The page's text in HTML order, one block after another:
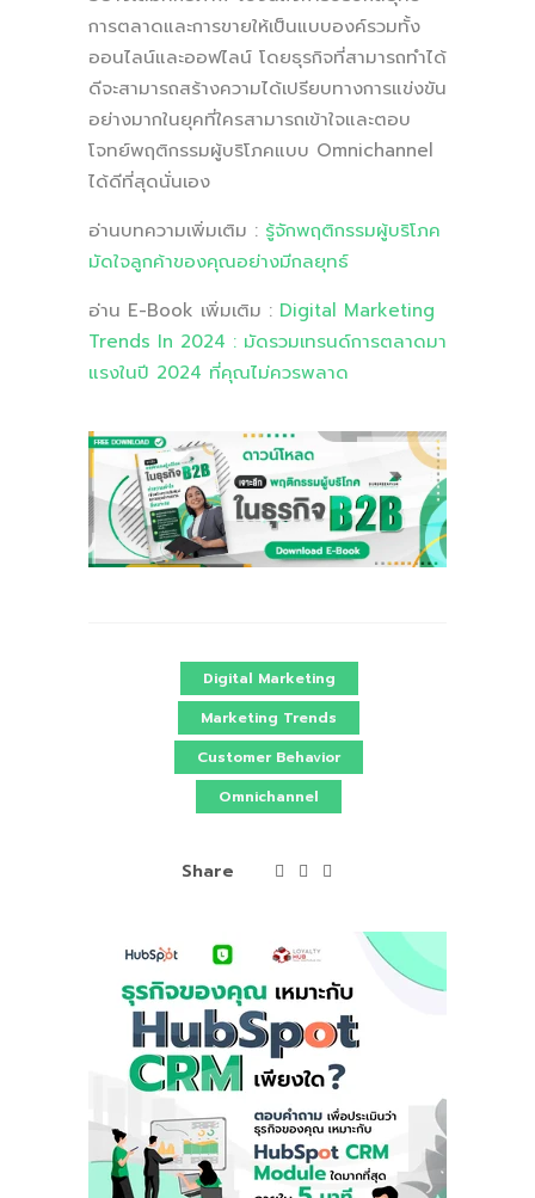
การตลาดและการขายให้เป็นแบบองค์รวมทั้ง
ออนไลน์และออฟไลน์ โดยธุรกิจที่สามารถทำได้
ดีจะสามารถสร้างความได้เปรียบทางการแข่งขัน
อย่างมากในยุคที่ใครสามารถเข้าใจและตอบ
โจทย์พฤติกรรมผู้บริโภคแบบ Omnichannel
ได้ดีที่สุดนั่นเอง
อ่านบทความเพิ่มเติม : รู้จักพฤติกรรมผู้บริโภค
มัดใจลูกค้าของคุณอย่างมีกลยุทธ์
อ่าน E-Book เพิ่มเติม : Digital Marketing
Trends In 2024 : มัดรวมเทรนด์การตลาดมา
แรงในปี 2024 ที่คุณไม่ควรพลาด
Digital Marketing
Marketing Trends
Customer Behavior
Omnichannel
Share